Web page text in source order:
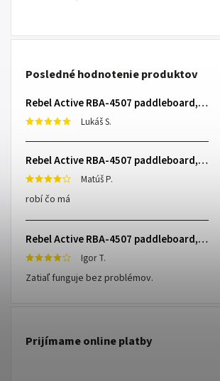
Posledné hodnotenie produktov
Rebel Active RBA-4507 paddleboard, 335 cm L-RBA-4507-OR
Lukáš S.
Rebel Active RBA-4507 paddleboard, 335 cm L-RBA-4507-OR
Matúš P.
robí čo má
Rebel Active RBA-4507 paddleboard, 335 cm L-RBA-4507-OR
Igor T.
Zatiaľ funguje bez problémov.
Prijímame online platby